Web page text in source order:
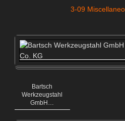
3-09
Bartsch
Werkzeugstahl
GmbH …